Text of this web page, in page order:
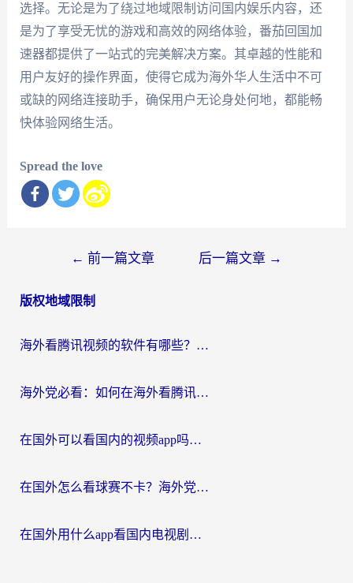
选择。无论是为了绕过地域限制访问国内娱乐内容，还
是为了享受无忧的游戏和高效的网络体验，番茄回国加
速器都提供了一站式的完美解决方案。其卓越的性能和
用户友好的操作界面，使得它成为海外华人生活中不可
或缺的网络连接助手，确保用户无论身处何地，都能畅
快体验网络生活。
Spread the love
导
← 前一篇文章 后一篇文章 →
版权地域限制
海外看腾讯视频的软件有哪些？2026实测有效，留学生都在用的回国加速器指南
海外党必看：如何在海外看腾讯体育？解决赛事直播地区限制的终极指南
在国外可以看国内的视频app吗知乎？海外党亲测有效的追剧加速方案
在国外怎么看球赛不卡？海外党专属体育直播自由指南
在国外用什么app看国内电视剧？3步解决版权限制+卡顿难题